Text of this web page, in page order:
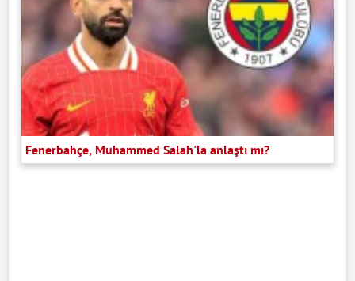
Fenerbahçe, Muhammed Salah'la anlaştı mı?